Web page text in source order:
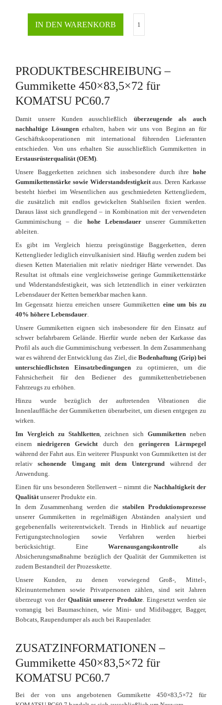
IN DEN WARENKORB
PRODUKTBESCHREIBUNG –
Gummikette 450×83,5×72 für
KOMATSU PC60.7
Damit unsere Kunden ausschließlich überzeugende als auch
nachhaltige Lösungenerhalten, haben wir uns von Beginn an für
Geschäftskooperationen mit international führenden Lieferanten
entschieden. Von uns erhalten Sie ausschließlich Gummiketten in
Erstausrüsterqualität (OEM).
Unsere Baggerketten zeichnen sich insbesondere durch ihre hohe
Gummikettenstärke sowie Widerstandsfestigkeitaus. Deren Karkasse
besteht hierbei im Wesentlichen aus geschmiedeten Kettengliedern,
die zusätzlich mit endlos gewickelten Stahlseilen fixiert werden.
Daraus lässt sich grundlegend – in Kombination mit der verwendeten
Gummimischung – die hohe Lebensdauerunserer Gummiketten
ableiten.
Es gibt im Vergleich hierzu preisgünstige Baggerketten, deren
Kettenglieder lediglich einvulkanisiert sind. Häufig werden zudem bei
diesen Ketten Materialien mit relativ niedriger Härte verwendet. Das
Resultat ist oftmals eine vergleichsweise geringe Gummikettenstärke
und Widerstandsfestigkeit, was sich letztendlich in einer verkürzten
Lebensdauer der Ketten bemerkbar machen kann.
Im Gegensatz hierzu erreichen unsere Gummiketten eine um bis zu
40% höhere Lebensdauer.
Unsere Gummiketten eignen sich insbesondere für den Einsatz auf
schwer befahrbarem Gelände. Hierfür wurde neben der Karkasse das
Profil als auch die Gummimischung verbessert. In dem Zusammenhang
war es während der Entwicklung das Ziel, die Bodenhaftung (Grip) bei
unterschiedlichsten Einsatzbedingungenzu optimieren, um die
Fahrsicherheit für den Bediener des gummikettenbetriebenen
Fahrzeugs zu erhöhen.
Hinzu wurde bezüglich der auftretenden Vibrationen die
Innenlauffläche der Gummiketten überarbeitet, um diesen entgegen zu
wirken.
Im Vergleich zu Stahlketten, zeichnen sichGummiketten neben
einem niedrigeren Gewichtdurch dengeringeren Lärmpegel
während der Fahrt aus. Ein weiterer Pluspunkt von Gummiketten ist der
relativschonende Umgang mit dem Untergrund während der
Anwendung.
Einen für uns besonderen Stellenwert – nimmt die Nachhaltigkeit der
Qualitätunserer Produkte ein.
In dem Zusammenhang werden die stabilen Produktionsprozesse
unserer Gummiketten in regelmäßigen Abständen analysiert und
gegebenenfalls weiterentwickelt. Trends in Hinblick auf neuartige
Fertigungstechnologien sowie Verfahren werden hierbei
berücksichtigt. EineWarenausgangskontrolle als
Absicherungsmaßnahme bezüglich der Qualität der Gummiketten ist
zudem Bestandteil der Prozesskette.
Unsere Kunden, zu denen vorwiegend Groß-, Mittel-,
Kleinunternehmen sowie Privatpersonen zählen, sind seit Jahren
überzeugt von der Qualität unserer Produkte. Eingesetzt werden sie
vorrangig bei Baumaschinen, wie Mini- und Midibagger, Bagger,
Bobcats, Raupendumper als auch bei Raupenlader.
ZUSATZINFORMATIONEN –
Gummikette 450×83,5×72 für
KOMATSU PC60.7
Bei der von uns angebotenen Gummikette 450×83,5×72 für